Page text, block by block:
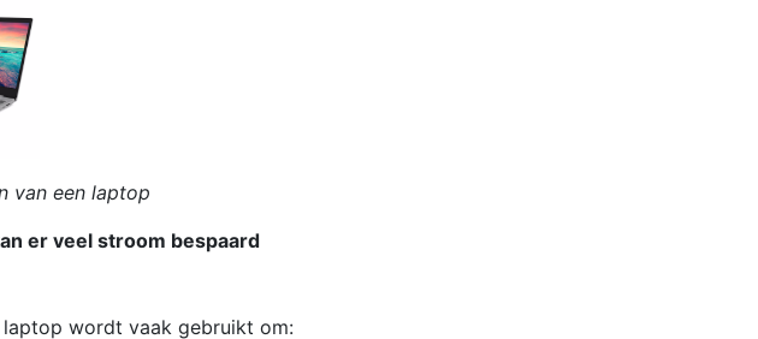
van een laptop
er veel stroom bespaard
wordt vaak gebruikt om: